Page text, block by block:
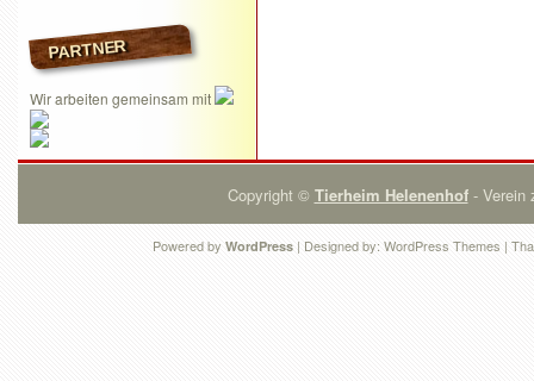
PARTNER
Wir arbeiten gemeinsam mit
Copyright © Tierheim Helenenhof- Verein
Powered by WordPress | Designed by: WordPress Themes |